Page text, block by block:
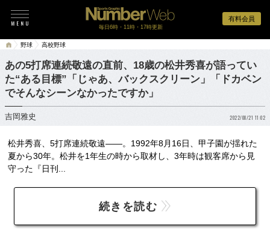
有料会員
毎日6時・11時・17時更新
野球 高校野球
あの5打席連続敬遠の直前、18歳の松井秀喜が語ってい
た“ある目標”「じゃあ、バックスクリーン」「ドカベン
でそんなシーンなかったですか」
吉岡雅史 2022/08/21 11:02
松井秀喜、5打席連続敬遠――。1992年8月16日、甲子園が揺れた
夏から30年。松井を1年生の時から取材し、3年時は観客席から見
守った『日刊...
続きを読む